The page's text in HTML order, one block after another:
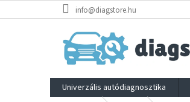
a
info@diagstore.hu
Univerzális autódiagnosztika